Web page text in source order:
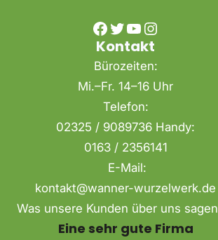
Facebook Twitter YouTube Instagram
Kontakt
Bürozeiten:
Mi.–Fr. 14–16 Uhr
Telefon:
02325 / 9089736 Handy:
0163 / 2356141
E-Mail:
kontakt@wanner-wurzelwerk.de
Was unsere Kunden über uns sagen
Eine sehr gute Firma